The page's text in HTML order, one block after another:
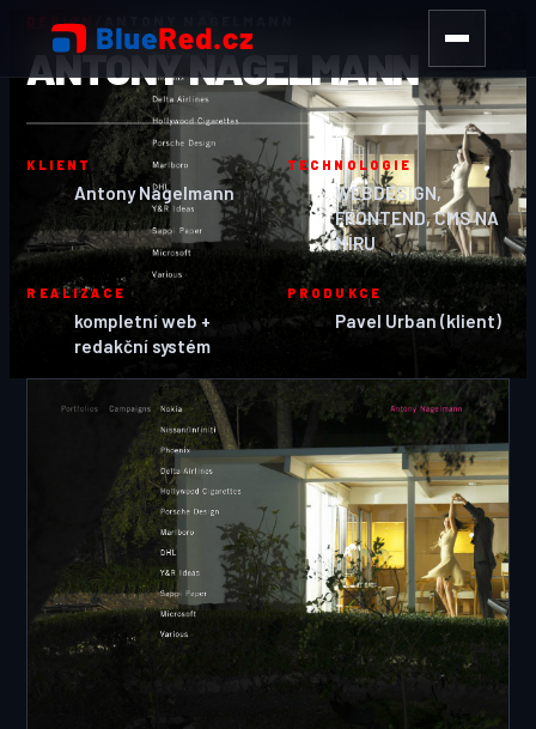
DESIGN
ANTONY NAGELMANN
KLIENT
Antony Nagelmann
TECHNOLOGIE
WEBDESIGN,
FRONTEND, CMS NA
MÍRU
REALIZACE
kompletní web +
redakční systém
PRODUKCE
Pavel Urban (klient)